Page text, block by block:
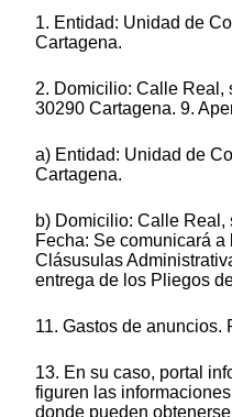
1. Entidad: Unidad de
Cartagena.
2. Domicilio: Calle Real,
30290 Cartagena. 9.
a) Entidad: Unidad de
Cartagena.
b) Domicilio: Calle Real,
Fecha: Se comunicará
Clásusulas
entrega de los Pliegos
11. Gastos de anuncios.
13. En su caso, portal
figuren las
donde pueden